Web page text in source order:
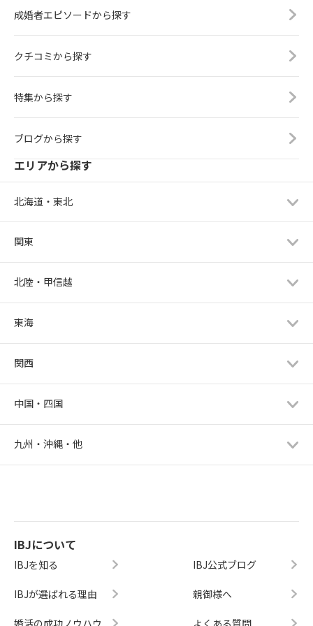
成婚者エピソードから探す
クチコミから探す
特集から探す
ブログから探す
エリアから探す
北海道・東北
関東
北陸・甲信越
東海
関西
中国・四国
九州・沖縄・他
IBJについて
IBJを知る
IBJが選ばれる理由
IBJ公式ブログ
親御様へ